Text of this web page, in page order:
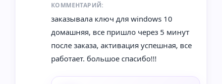
КОММЕНТАРИЙ:
заказывала ключ для windows 10
домашняя, все пришло через 5 минут
после заказа, активация успешная, все
работает. большое спасибо!!!